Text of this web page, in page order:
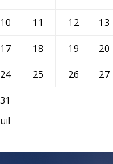
10
11 12 13
17
18 19 20
24
25 26 27
31